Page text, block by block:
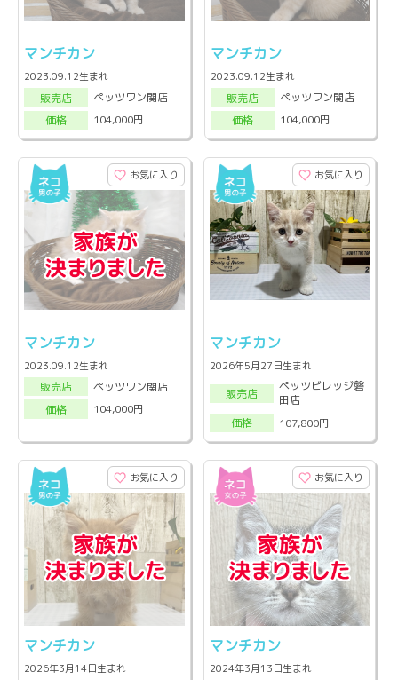
マンチカン
2023.09.12生まれ
販売店
ペッツワン関店
価格
104,000円
マンチカン
2023.09.12生まれ
販売店
ペッツワン関店
価格
104,000円
お気に入り
マンチカン
2023.09.12生まれ
販売店
ペッツワン関店
価格
104,000円
お気に入り
マンチカン
2026年5月27日生まれ
販売店
ペッツビレッジ磐
田店
価格
107,800円
お気に入り
マンチカン
2026年3月14日生まれ
お気に入り
マンチカン
2024年3月13日生まれ